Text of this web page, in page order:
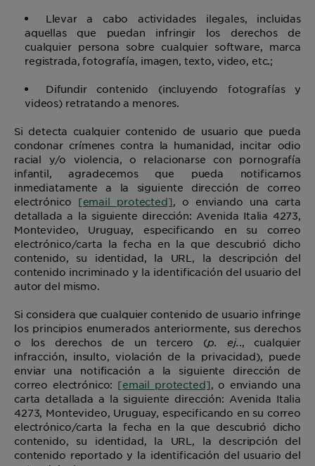
Llevar a cabo actividades ilegales, incluidas
aquellas que puedan infringir los derechos de
cualquier persona sobre cualquier software, marca
registrada, fotografía, imagen, texto, video, etc.;
Difundir contenido (incluyendo fotografías y
videos) retratando a menores.
Si detecta cualquier contenido de usuario que pueda
condonar crímenes contra la humanidad, incitar odio
racial y/o violencia, o relacionarse con pornografía
infantil, agradecemos que pueda notificarnos
inmediatamente a la siguiente dirección de correo
electrónico [email protected], o enviando una carta
detallada a la siguiente dirección: Avenida Italia 4273,
Montevideo, Uruguay, especificando en su correo
electrónico/carta la fecha en la que descubrió dicho
contenido, su identidad, la URL, la descripción del
contenido incriminado y la identificación del usuario del
autor del mismo.
Si considera que cualquier contenido de usuario infringe
los principios enumerados anteriormente, sus derechos
o los derechos de un tercero (p. ej.., cualquier
infracción, insulto, violación de la privacidad), puede
enviar una notificación a la siguiente dirección de
correo electrónico: [email protected], o enviando una
carta detallada a la siguiente dirección: Avenida Italia
4273, Montevideo, Uruguay, especificando en su correo
electrónico/carta la fecha en la que descubrió dicho
contenido, su identidad, la URL, la descripción del
contenido reportado y la identificación del usuario del